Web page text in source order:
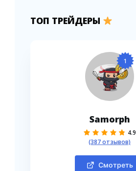
ТОП ТРЕЙДЕРЫ
1
Samorph
4.9
(387 отзывов)
Смотреть